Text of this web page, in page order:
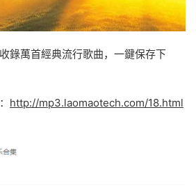
錄萬首經典流行歌曲，一鍵保存下
http://mp3.laomaotech.com/18.html